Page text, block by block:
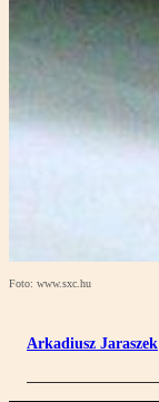
Foto: www.sxc.hu
Arkadiusz Jaraszek